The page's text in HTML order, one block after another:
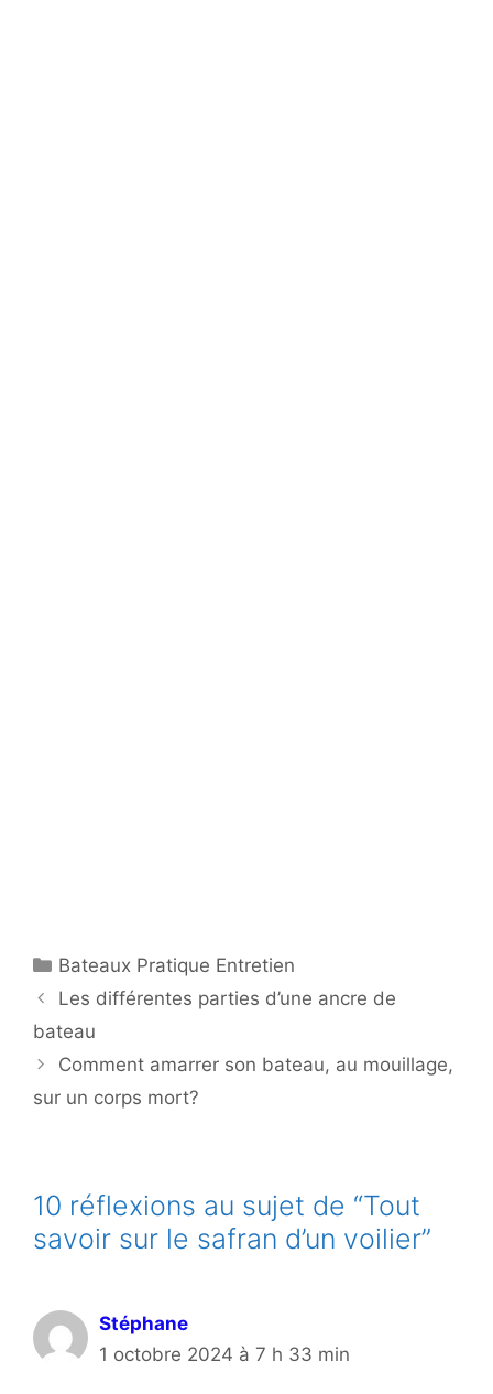
Catégories
Bateaux Pratique Entretien
Les différentes parties d’une ancre de
bateau
Comment amarrer son bateau, au mouillage,
sur un corps mort?
10 réflexions au sujet de “Tout
savoir sur le safran d’un voilier”
Stéphane
1 octobre 2024 à 7 h 33 min